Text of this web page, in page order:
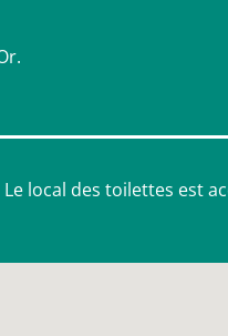
local des toilettes est